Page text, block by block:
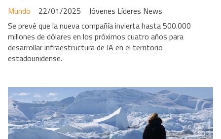
Jóvenes Líderes News
Mundo
22/01/2025
Se prevé que la nueva compañía invierta hasta 500.000
millones de dólares en los próximos cuatro años para
desarrollar infraestructura de IA en el territorio
estadounidense.